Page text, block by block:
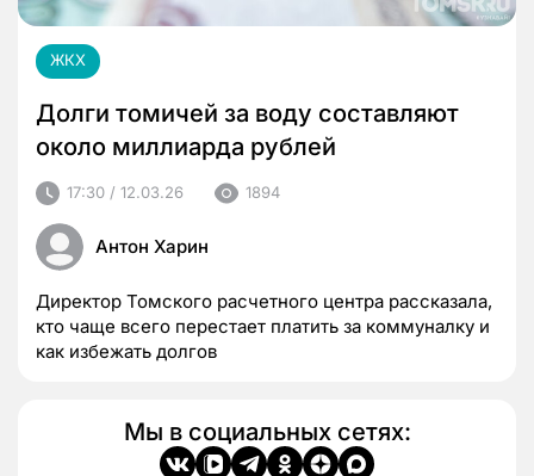
ЖКХ
Долги томичей за воду составляют
около миллиарда рублей
17:30 / 12.03.26 1894
Антон Харин
Директор Томского расчетного центра рассказала,
кто чаще всего перестает платить за коммуналку и
как избежать долгов
Мы в социальных сетях: